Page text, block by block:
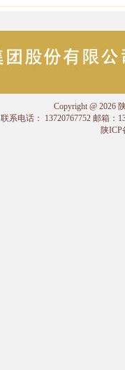
Copyright @ 2026
联系电话： 13720767752 邮箱：
陕ICP